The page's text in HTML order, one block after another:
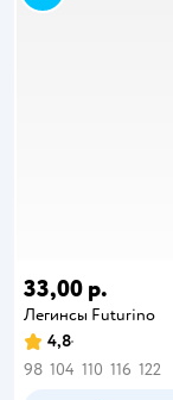
33,00 р.
Легинсы Futurino
4,8
98 104 110 116 122